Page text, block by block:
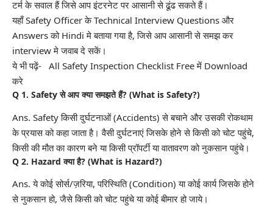
टर्म के सवाल हैं जिसे आप इंटरनेट पर आसानी से ढूंढ सकते हैं।
यहाँ Safety Officer के Technical Interview Questions और
Answers को Hindi मे बताया गया है, जिसे आप आसानी से समझ कर
interview मे जवाब दे सकें।
ये भी पढ़ें- All Safety Inspection Checklist Free में Download
करे
Q 1. Safety से आप क्या समझते हैं? (What is Safety?)
Ans. Safetyकिसी दुर्घटनाओं (Accidents) से बचाने और उसकी रोकथाम
के प्रयास को कहा जाता है। वैसी दुर्घटनाएं जिसके होने से किसी को चोट पहुंचे,
किसी की मौत का कारण बने या किसी प्रॉपर्टी या वातावरण को नुकसान पहुंचे।
Q 2. Hazard क्या है? (What is Hazard?)
Ans. ये कोई सोर्स/ज़रिया, परिस्थिति (Condition) या कोई कार्य जिसके होने
से नुकसान हो, जैसे किसी को चोट पहुंचे या कोई बीमार हो जाये।